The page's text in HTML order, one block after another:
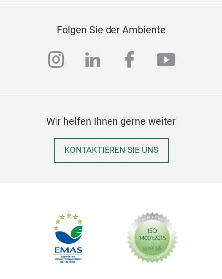
Folgen Sie der Ambiente
instagram
linkedinfacebook
Wir helfen Ihnen gerne weiter
KONTAKTIEREN SIE UNS